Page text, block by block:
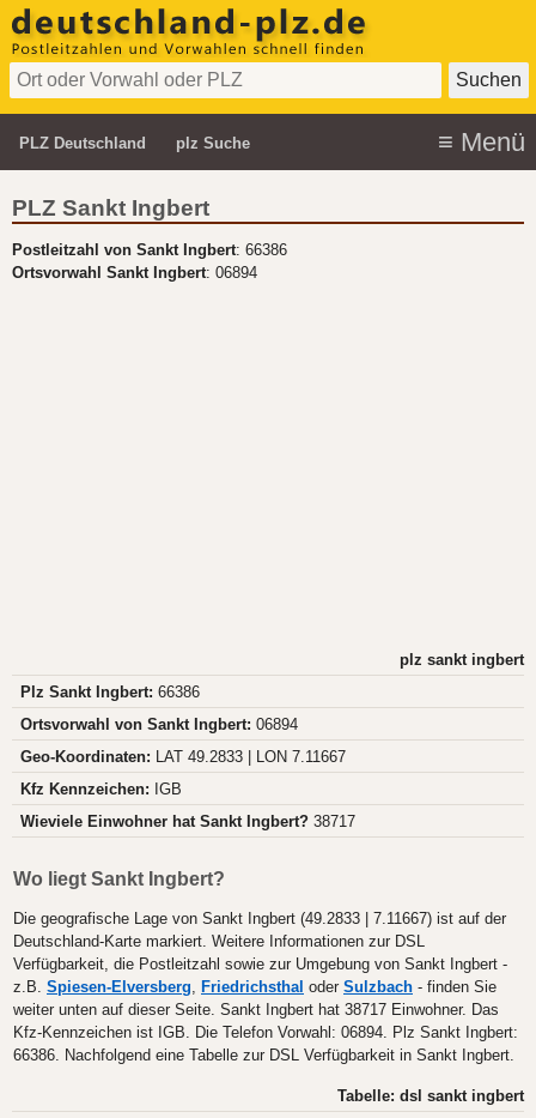
PLZ Deutschland plz Suche
PLZ Sankt Ingbert
Postleitzahl von Sankt Ingbert: 66386
Ortsvorwahl Sankt Ingbert: 06894
plz sankt ingbert
Plz Sankt Ingbert: 66386
Ortsvorwahl von Sankt Ingbert: 06894
Geo-Koordinaten: LAT 49.2833 | LON 7.11667
Kfz Kennzeichen: IGB
Wieviele Einwohner hat Sankt Ingbert? 38717
Wo liegt Sankt Ingbert?
Die geografische Lage von Sankt Ingbert (49.2833 | 7.11667) ist auf der
Deutschland-Karte markiert. Weitere Informationen zur DSL
Verfügbarkeit, die Postleitzahl sowie zur Umgebung von Sankt Ingbert -
z.B. Spiesen-Elversberg, Friedrichsthal oder Sulzbach - finden Sie
weiter unten auf dieser Seite. Sankt Ingbert hat 38717 Einwohner. Das
Kfz-Kennzeichen ist IGB. Die Telefon Vorwahl: 06894. Plz Sankt Ingbert:
66386. Nachfolgend eine Tabelle zur DSL Verfügbarkeit in Sankt Ingbert.
Tabelle: dsl sankt ingbert